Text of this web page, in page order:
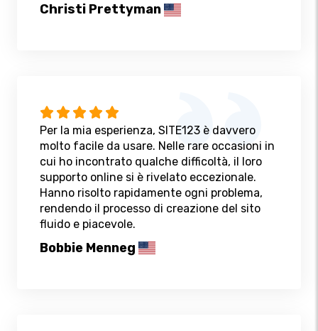
Christi Prettyman
Per la mia esperienza, SITE123 è davvero
molto facile da usare. Nelle rare occasioni in
cui ho incontrato qualche difficoltà, il loro
supporto online si è rivelato eccezionale.
Hanno risolto rapidamente ogni problema,
rendendo il processo di creazione del sito
fluido e piacevole.
Bobbie Menneg